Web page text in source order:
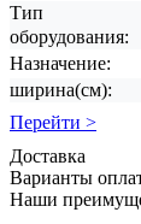
Тип
оборудования:
Назначение:
ширина(см):
Перейти >
Доставка
Варианты
Наши